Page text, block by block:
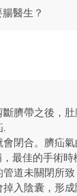
醫生？
臍帶之後，
.
閉合。臍疝
最佳的手術時
道未關閉所
入陰囊，形